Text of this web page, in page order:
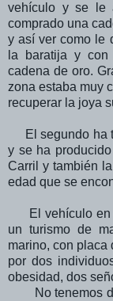
vehículo y se le
comprado una
y así ver como le
la baratija y con
cadena de oro.
zona estaba muy
recuperar la joya
El segundo ha
y se ha
Carril y también
edad que se
El vehículo en
un turismo de
marino, con placa
por dos
obesidad, dos
No tenemos